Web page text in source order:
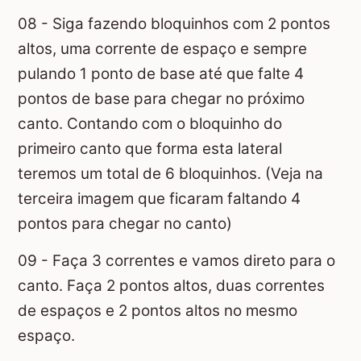
08 - Siga fazendo bloquinhos com 2 pontos
altos, uma corrente de espaço e sempre
pulando 1 ponto de base até que falte 4
pontos de base para chegar no próximo
canto. Contando com o bloquinho do
primeiro canto que forma esta lateral
teremos um total de 6 bloquinhos. (Veja na
terceira imagem que ficaram faltando 4
pontos para chegar no canto)
09 - Faça 3 correntes e vamos direto para o
canto. Faça 2 pontos altos, duas correntes
de espaços e 2 pontos altos no mesmo
espaço.